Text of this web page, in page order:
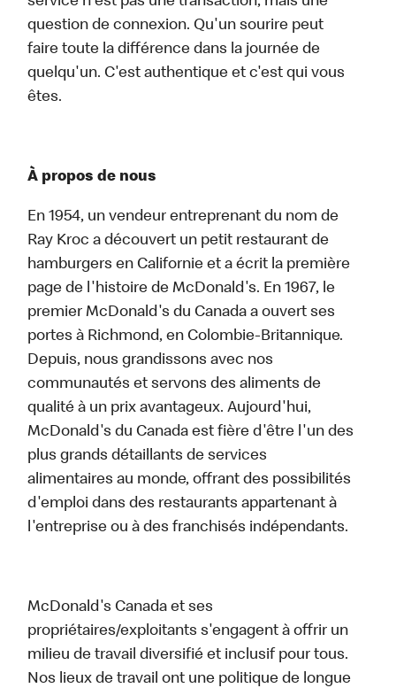
question de connexion. Qu'un sourire peut
faire toute la différence dans la journée de
quelqu'un. C'est authentique et c'est qui vous
êtes.
À propos de nous
En 1954, un vendeur entreprenant du nom de
Ray Kroc a découvert un petit restaurant de
hamburgers en Californie et a écrit la première
page de l'histoire de McDonald's. En 1967, le
premier McDonald's du Canada a ouvert ses
portes à Richmond, en Colombie-Britannique.
Depuis, nous grandissons avec nos
communautés et servons des aliments de
qualité à un prix avantageux. Aujourd'hui,
McDonald's du Canada est fière d'être l'un des
plus grands détaillants de services
alimentaires au monde, offrant des possibilités
d'emploi dans des restaurants appartenant à
l'entreprise ou à des franchisés indépendants.
McDonald's Canada et ses
propriétaires/exploitants s'engagent à offrir un
milieu de travail diversifié et inclusif pour tous.
Nos lieux de travail ont une politique de longue